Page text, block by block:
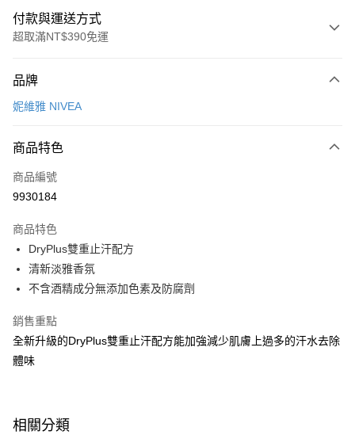
付款與運送方式
超取滿NT$390免運
POYA支付
超商取貨付款
LINE Pay
街口支付
悠遊付
Google Pay
AFTEE先享後付
相關說明
【關於「AFTEE先享後付」】
２．便利：只要手機號碼，簡訊認證，即可結帳。
３．安心：先確認商品／服務後，再付款。
品牌
妮維雅 NIVEA
商品特色
商品編號
9930184
商品特色
DryPlus雙重止汗配方
清新淡雅香氛
不含酒精成分無添加色素及防腐劑
銷售重點
全新升級的DryPlus雙重止汗配方能加強減少肌膚上過多的汗水去除
體味
相關分類